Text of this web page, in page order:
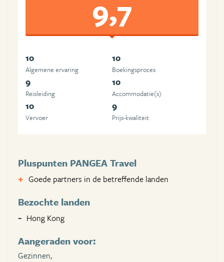
9,7
10
Algemene ervaring
10
Boekingsproces
9
Reisleiding
10
Accommodatie(s)
10
Vervoer
9
Prijs-kwaliteit
Pluspunten PANGEA Travel
Goede partners in de betreffende landen
Bezochte landen
Hong Kong
Aangeraden voor:
Gezinnen,